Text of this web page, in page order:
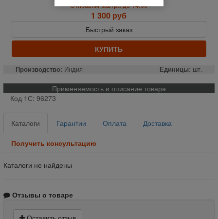
Отправим завтра до 14:00
1 300 руб
Быстрый заказ
КУПИТЬ
Производство: Индия Единицы: шт.
Применяемость и описание товара
Код 1С: 96273
Каталоги Гарантии Оплата Доставка
Получить консультацию
Каталоги не найдены
Отзывы о товаре